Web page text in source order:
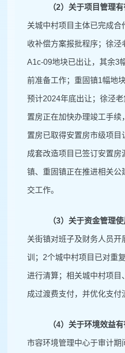
（2） 关于项目管理有
关城中村项目主体已完成合
收补偿方案报批程序；徐泾
A1c-09地块已出让，其余3
前准备工作；重固镇1幅地
预计2024年底出让；徐泾
置房正在加快办理竣工手续
置房已取得安置房市级项目
成套改造项目已签订安置房
镇、重固镇正在推进相关公
交工作。
（3） 关于资金管理使
关街镇对班子及财务人员开
训； 2个城中村项目已对重
进行清算；相关城中村项目
成过渡费支付，并优化支付
（4）关于环境效益有
市容环境管理中心于审计期